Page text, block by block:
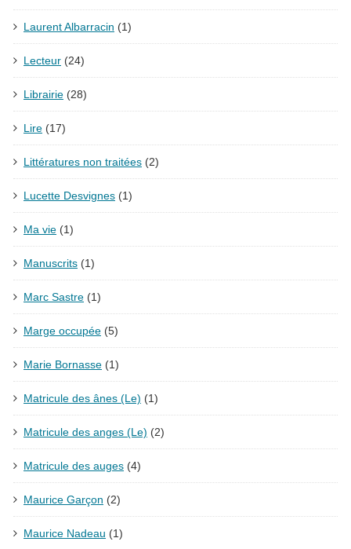
Laurent Albarracin (1)
Lecteur (24)
Librairie (28)
Lire (17)
Littératures non traitées (2)
Lucette Desvignes (1)
Ma vie (1)
Manuscrits (1)
Marc Sastre (1)
Marge occupée (5)
Marie Bornasse (1)
Matricule des ânes (Le) (1)
Matricule des anges (Le) (2)
Matricule des auges (4)
Maurice Garçon (2)
Maurice Nadeau (1)